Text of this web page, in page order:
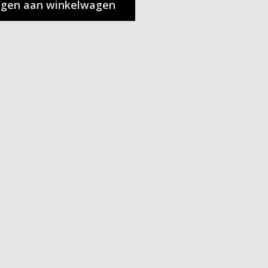
aan winkelwagen